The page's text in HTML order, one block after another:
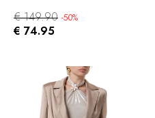
€ 149.90 -50%
€ 74.95